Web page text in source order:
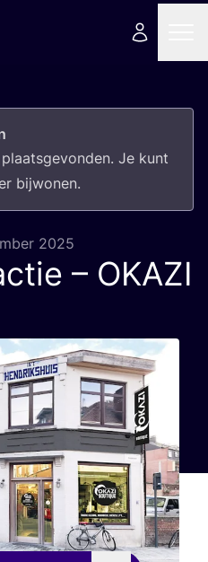
Je kunt
bijwonen.
2025
– OKAZI